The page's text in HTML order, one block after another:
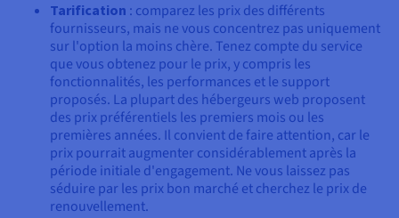
Tarification : comparez les prix des différents
fournisseurs, mais ne vous concentrez pas uniquement
sur l'option la moins chère. Tenez compte du service
que vous obtenez pour le prix, y compris les
fonctionnalités, les performances et le support
proposés. La plupart des hébergeurs web proposent
des prix préférentiels les premiers mois ou les
premières années. Il convient de faire attention, car le
prix pourrait augmenter considérablement après la
période initiale d'engagement. Ne vous laissez pas
séduire par les prix bon marché et cherchez le prix de
renouvellement.